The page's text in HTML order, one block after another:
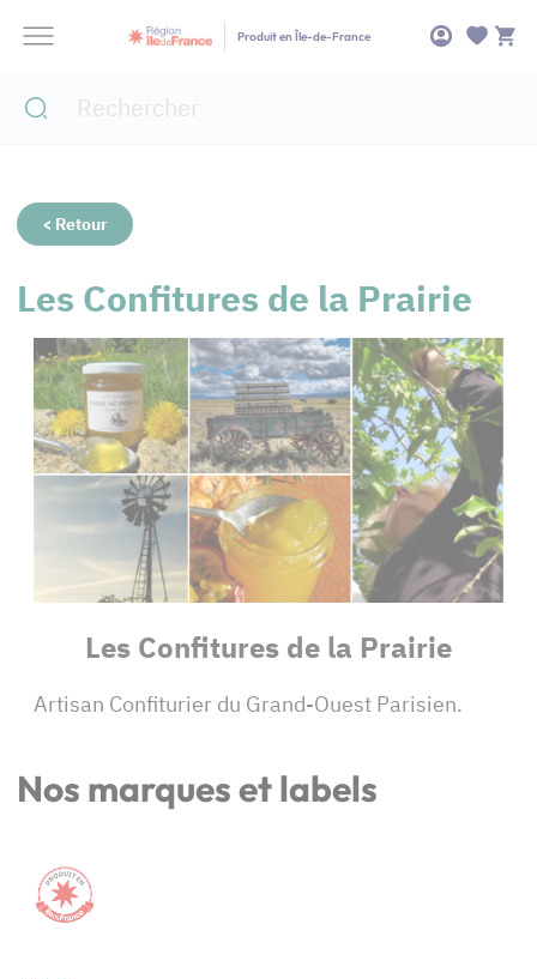
Produit en Île-de-France
< Retour
Les Confitures de la Prairie
Les Confitures de la Prairie
Artisan Confiturier du Grand-Ouest Parisien.
Nos marques et labels